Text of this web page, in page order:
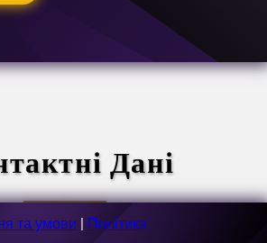
Дані
та умови | Політика